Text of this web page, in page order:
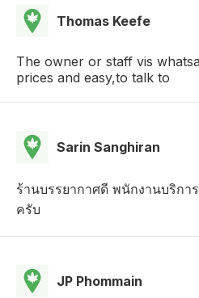
Thomas Keefe
The owner or staff vis
prices and easy,to talk to
Sarin Sanghiran
ร้านบรรยากาศดี พนักงานบริกา
ครับ
JP Phommain